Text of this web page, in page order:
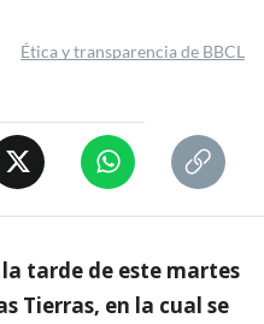
Ética y transparencia de BBCL
tarde de este martes
Tierras, en la cual se